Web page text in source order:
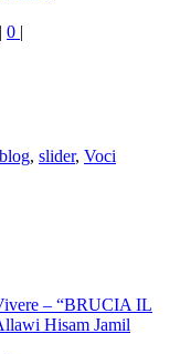
| 0 |
, slider, Voci